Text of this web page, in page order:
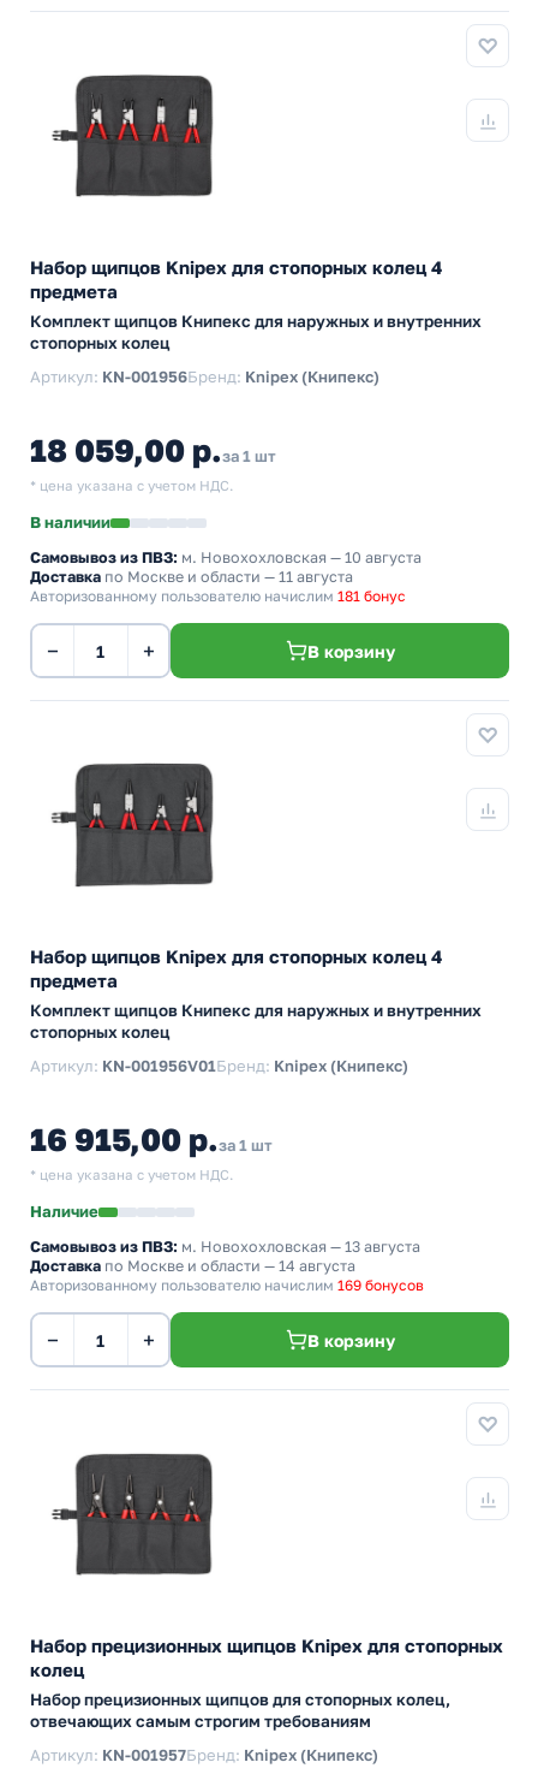
Набор щипцов Knipex для стопорных колец 4
предмета
Комплект щипцов Книпекс для наружных и внутренних
стопорных колец
Артикул: KN-001956Бренд: Knipex (Книпекс)
18 059,00 р.за 1 шт
* цена указана с учетом НДС.
В наличии
Самовывоз из ПВЗ: м. Новохохловская — 10 августа
Доставка по Москве и области — 11 августа
Авторизованному пользователю начислим 181 бонус
− + В корзину
Набор щипцов Knipex для стопорных колец 4
предмета
Комплект щипцов Книпекс для наружных и внутренних
стопорных колец
Артикул: KN-001956V01Бренд: Knipex (Книпекс)
16 915,00 р.за 1 шт
* цена указана с учетом НДС.
Наличие
Самовывоз из ПВЗ: м. Новохохловская — 13 августа
Доставка по Москве и области — 14 августа
Авторизованному пользователю начислим 169 бонусов
− + В корзину
Набор прецизионных щипцов Knipex для стопорных
колец
Набор прецизионных щипцов для стопорных колец,
отвечающих самым строгим требованиям
Артикул: KN-001957Бренд: Knipex (Книпекс)